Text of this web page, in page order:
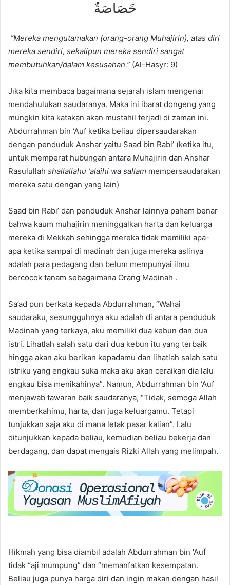
خَصَاصَةٌ
“Mereka mengutamakan (orang-orang Muhajirin), atas diri
mereka sendiri, sekalipun mereka sendiri sangat
membutuhkan/dalam kesusahan.” (Al-Hasyr: 9)
Jika kita membaca bagaimana sejarah islam mengenai
mendahulukan saudaranya. Maka ini ibarat dongeng yang
mungkin kita katakan akan mustahil terjadi di zaman ini.
Abdurrahman bin ‘Auf ketika beliau dipersaudarakan
dengan penduduk Anshar yaitu Saad bin Rabi’ (ketika itu,
untuk memperat hubungan antara Muhajirin dan Anshar
Rasulullah shallallahu ‘alaihi wa sallam mempersaudarakan
mereka satu dengan yang lain)
Saad bin Rabi’ dan penduduk Anshar lainnya paham benar
bahwa kaum muhajirin meninggalkan harta dan keluarga
mereka di Mekkah sehingga mereka tidak memiliki apa-
apa ketika sampai di madinah dan juga mereka aslinya
adalah para pedagang dan belum mempunyai ilmu
bercocok tanam sebagaimana Orang Madinah .
Sa’ad pun berkata kepada Abdurrahman, “Wahai
saudaraku, sesungguhnya aku adalah di antara penduduk
Madinah yang terkaya, aku memiliki dua kebun dan dua
istri. Lihatlah salah satu dari dua kebun itu yang terbaik
hingga akan aku berikan kepadamu dan lihatlah salah satu
istriku yang engkau suka maka aku akan ceraikan dia lalu
engkau bisa menikahinya”. Namun, Abdurrahman bin ‘Auf
menjawab tawaran baik saudaranya, “Tidak, semoga Allah
memberkahimu, harta, dan juga keluargamu. Tetapi
tunjukkan saja aku di mana letak pasar kalian”. Lalu
ditunjukkan kepada beliau, kemudian beliau bekerja dan
berdagang, dan dapat mengais Rizki Allah yang melimpah.
Hikmah yang bisa diambil adalah Abdurrahman bin ‘Auf
tidak “aji mumpung” dan “memanfatkan kesempatan.
Beliau juga punya harga diri dan ingin makan dengan hasil